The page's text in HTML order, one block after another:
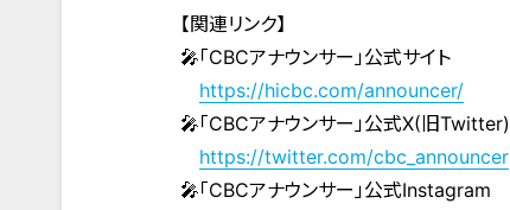
【関連リンク】
🎤「CBCアナウンサー」公式サイト
https://hicbc.com/announcer/
🎤「CBCアナウンサー」公式X(旧Twitter)
https://twitter.com/cbc_announcer
🎤「CBCアナウンサー」公式Instagram